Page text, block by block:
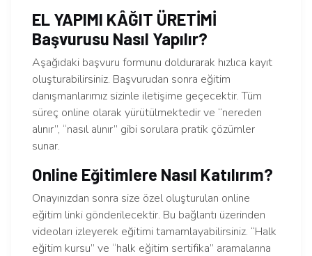
EL YAPIMI KÂĞIT ÜRETİMİ
Başvurusu Nasıl Yapılır?
Aşağıdaki başvuru formunu doldurarak hızlıca kayıt
oluşturabilirsiniz. Başvurudan sonra eğitim
danışmanlarımız sizinle iletişime geçecektir. Tüm
süreç online olarak yürütülmektedir ve “nereden
alınır”, “nasıl alınır” gibi sorulara pratik çözümler
sunar.
Online Eğitimlere Nasıl Katılırım?
Onayınızdan sonra size özel oluşturulan online
eğitim linki gönderilecektir. Bu bağlantı üzerinden
videoları izleyerek eğitimi tamamlayabilirsiniz. “Halk
eğitim kursu” ve “halk eğitim sertifika” aramalarına